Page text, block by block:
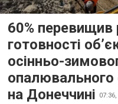
60% перевищив
готовності
осінньо-
опалювального
на Донеччині
07:36,